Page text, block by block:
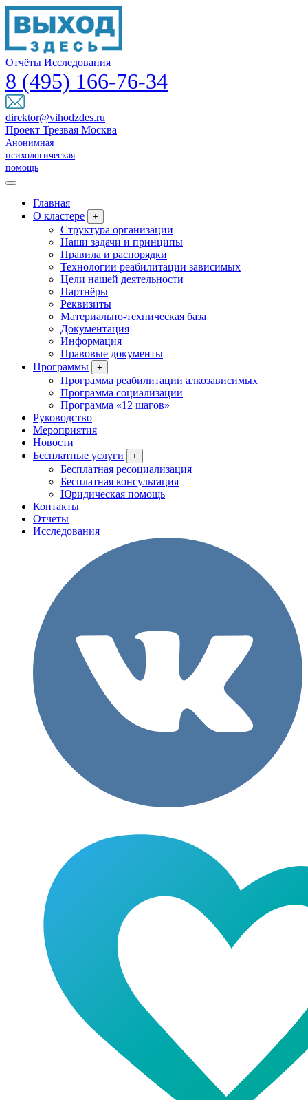
Отчёты Исследования
8 (495) 166-76-34
direktor@vihodzdes.ru
Проект Трезвая Москва
Анонимная
психологическая
помощь
Главная
О кластере
+
Структура организации
Наши задачи и принципы
Правила и распорядки
Технологии реабилитации зависимых
Цели нашей деятельности
Партнёры
Реквизиты
Материально-техническая база
Документация
Информация
Правовые документы
Программы
+
Программа реабилитации алкозависимых
Программа социализации
Программа «12 шагов»
Руководство
Мероприятия
Новости
Бесплатные услуги
+
Бесплатная ресоциализация
Бесплатная консультация
Юридическая помощь
Контакты
Отчеты
Исследования